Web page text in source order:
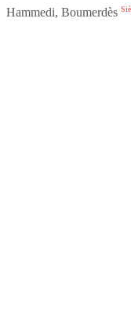
Hammedi, Boumerdès